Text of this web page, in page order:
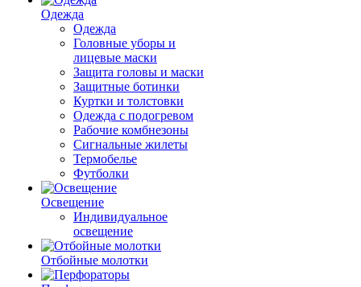
Одежда
Одежда
Головные уборы и
лицевые маски
Защита головы и маски
Защитные ботинки
Куртки и толстовки
Одежда с подогревом
Рабочие комбнезоны
Сигнальные жилеты
Термобелье
Футболки
Освещение
Индивидуальное
освещение
Отбойные молотки